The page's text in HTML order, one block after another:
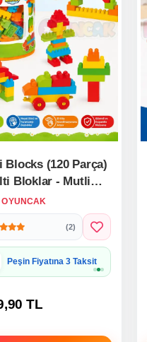
Blocks (120 Parça)
Bloklar - Mutli
- Lego Setleri -
Oyuncakları
OYUNCAK
(2)
Hediye Paketine Uygun
TL